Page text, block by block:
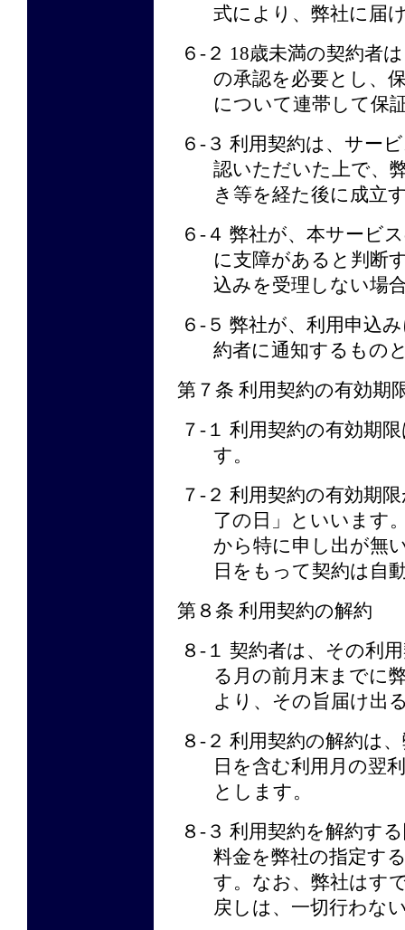
式により、弊社に届
６-２ 18歳未満の契約者
の承認を必要とし、
について連帯して保
６-３ 利用契約は、サー
認いただいた上で、
き等を経た後に成立
６-４ 弊社が、本サービ
に支障があると判断
込みを受理しない場
６-５ 弊社が、利用申込
約者に通知するもの
第７条 利用契約の有効期
７-１ 利用契約の有効期
す。
７-２ 利用契約の有効期
了の日」といいます
から特に申し出が無
日をもって契約は自
第８条 利用契約の解約
８-１ 契約者は、その利
る月の前月末までに
より、その旨届け出
８-２ 利用契約の解約は
日を含む利用月の翌
とします。
８-３ 利用契約を解約す
料金を弊社の指定す
す。なお、弊社はす
戻しは、一切行わな